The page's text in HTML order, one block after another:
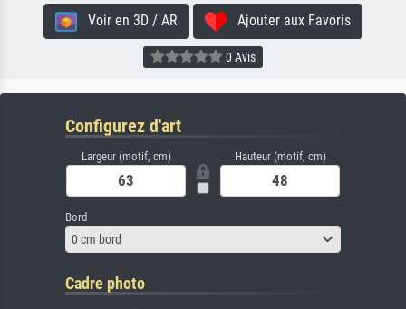
Voir en 3D / AR Ajouter aux Favoris
0 Avis
Configurez d'art
Largeur (motif, cm) Hauteur (motif, cm)
Bord
0 cm bord
Cadre photo